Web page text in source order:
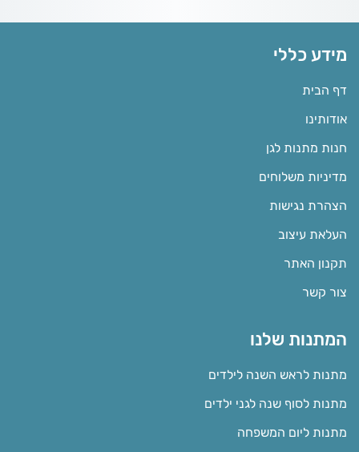
מידע כללי
דף הבית
אודותינו
חנות מתנות לגן
מדיניות משלוחים
הצהרת נגישות
העלאת עיצוב
תקנון האתר
צור קשר
המתנות שלנו
מתנות לראש השנה לילדים
מתנות לסוף שנה לגני ילדים
מתנות ליום המשפחה